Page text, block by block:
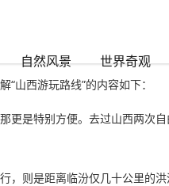
自然风景 世界奇观
山西游玩路线”的内容如下：
是特别方便。去过山西两次
则是距离临汾仅几十公里